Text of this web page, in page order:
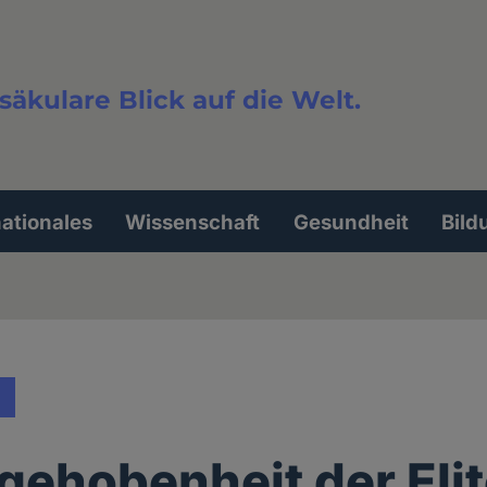
Blick auf die Welt.
Wissenschaft Gesundheit